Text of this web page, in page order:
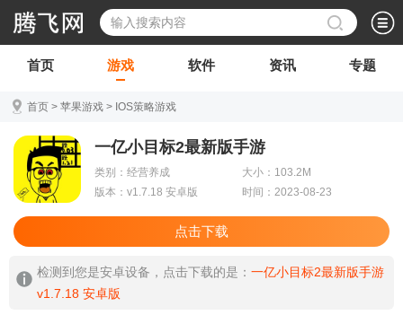
首页 游戏 软件 资讯 专题
首页 > 苹果游戏 > IOS策略游戏
一亿小目标2最新版手游
类别：经营养成
大小：103.2M
版本：v1.7.18 安卓版
时间：2023-08-23
点击下载
检测到您是安卓设备，点击下载的是： 一亿小目标2最新版手游
v1.7.18 安卓版